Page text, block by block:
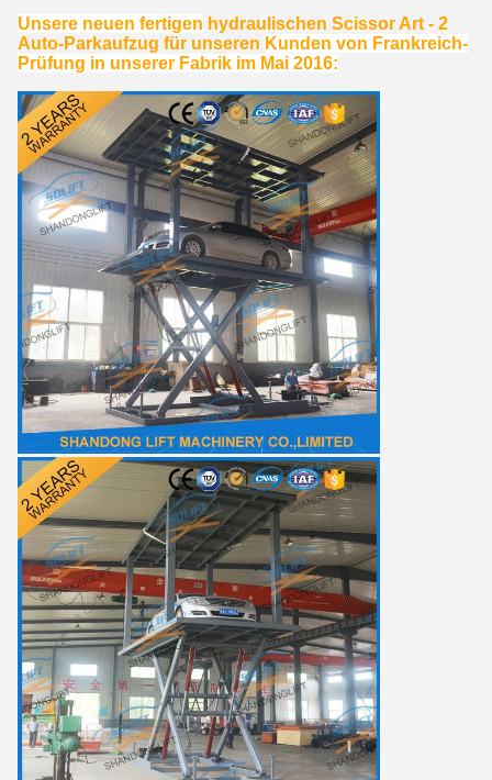
Unsere neuen fertigen hydraulischen Scissor Art - 2
Auto-Parkaufzug für unseren Kunden von Frankreich-
Prüfung in unserer Fabrik im Mai 2016: